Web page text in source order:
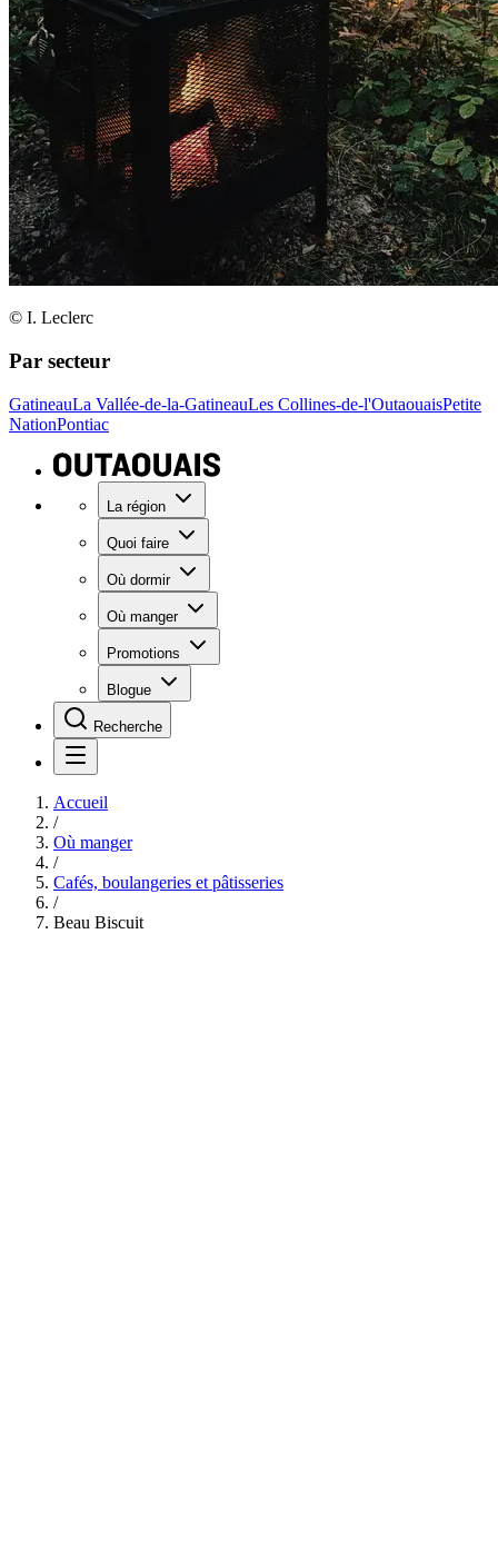
© I. Leclerc
Par secteur
GatineauLa Vallée-de-la-GatineauLes Collines-de-l'OutaouaisPetite
NationPontiac
La région
Quoi faire
Où dormir
Où manger
Promotions
Blogue
Recherche
Accueil
/
Où manger
/
Cafés, boulangeries et pâtisseries
/
Beau Biscuit